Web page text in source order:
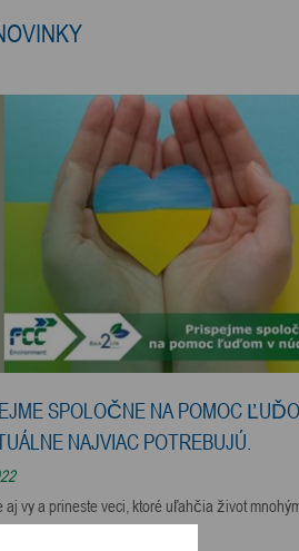
SPOLOČNE NA POMOC
NAJVIAC POTREBUJÚ.
aj vy a prineste veci, ktoré uľahčia život
pred hrozbami vojny.